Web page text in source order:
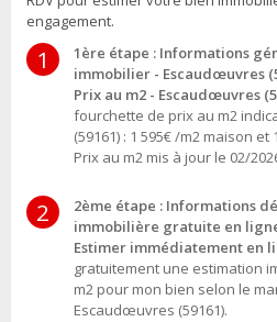
engagement.
1
1ère étape : Informations
immobilier - Escaudœuvres
Prix au m2 - Escaudœuvres
fourchette de prix au m2
(59161) : 1 595€ /m2 maison
Prix au m2 mis à jour le 02/
2
2ème étape : Informations
immobilière gratuite en ligne
Estimer immédiatement en
gratuitement une estimation
m2 pour mon bien selon le
Escaudœuvres (59161).